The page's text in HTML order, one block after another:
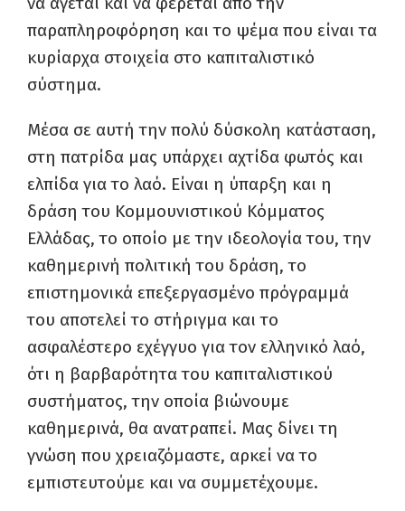
παραπληροφόρηση και το ψέμα που είναι τα
κυρίαρχα στοιχεία στο καπιταλιστικό
σύστημα.
Μέσα σε αυτή την πολύ δύσκολη κατάσταση,
στη πατρίδα μας υπάρχει αχτίδα φωτός και
ελπίδα για το λαό. Είναι η ύπαρξη και η
δράση του Κομμουνιστικού Κόμματος
Ελλάδας, το οποίο με την ιδεολογία του, την
καθημερινή πολιτική του δράση, το
επιστημονικά επεξεργασμένο πρόγραμμά
του αποτελεί το στήριγμα και το
ασφαλέστερο εχέγγυο για τον ελληνικό λαό,
ότι η βαρβαρότητα του καπιταλιστικού
συστήματος, την οποία βιώνουμε
καθημερινά, θα ανατραπεί. Μας δίνει τη
γνώση που χρειαζόμαστε, αρκεί να το
εμπιστευτούμε και να συμμετέχουμε.